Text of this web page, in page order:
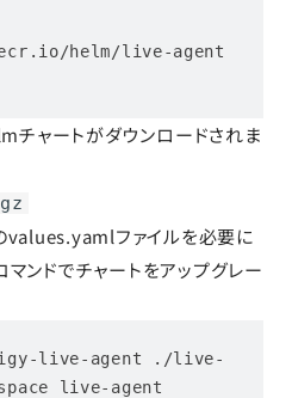
helm/live-agent
チャートがダウンロードされま
values.yamlファイルを必要に
ンドでチャートをアップグレー
live-agent